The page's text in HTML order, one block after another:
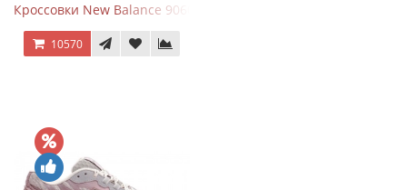
Кроссовки New Balance 9060 Triple Black
10570